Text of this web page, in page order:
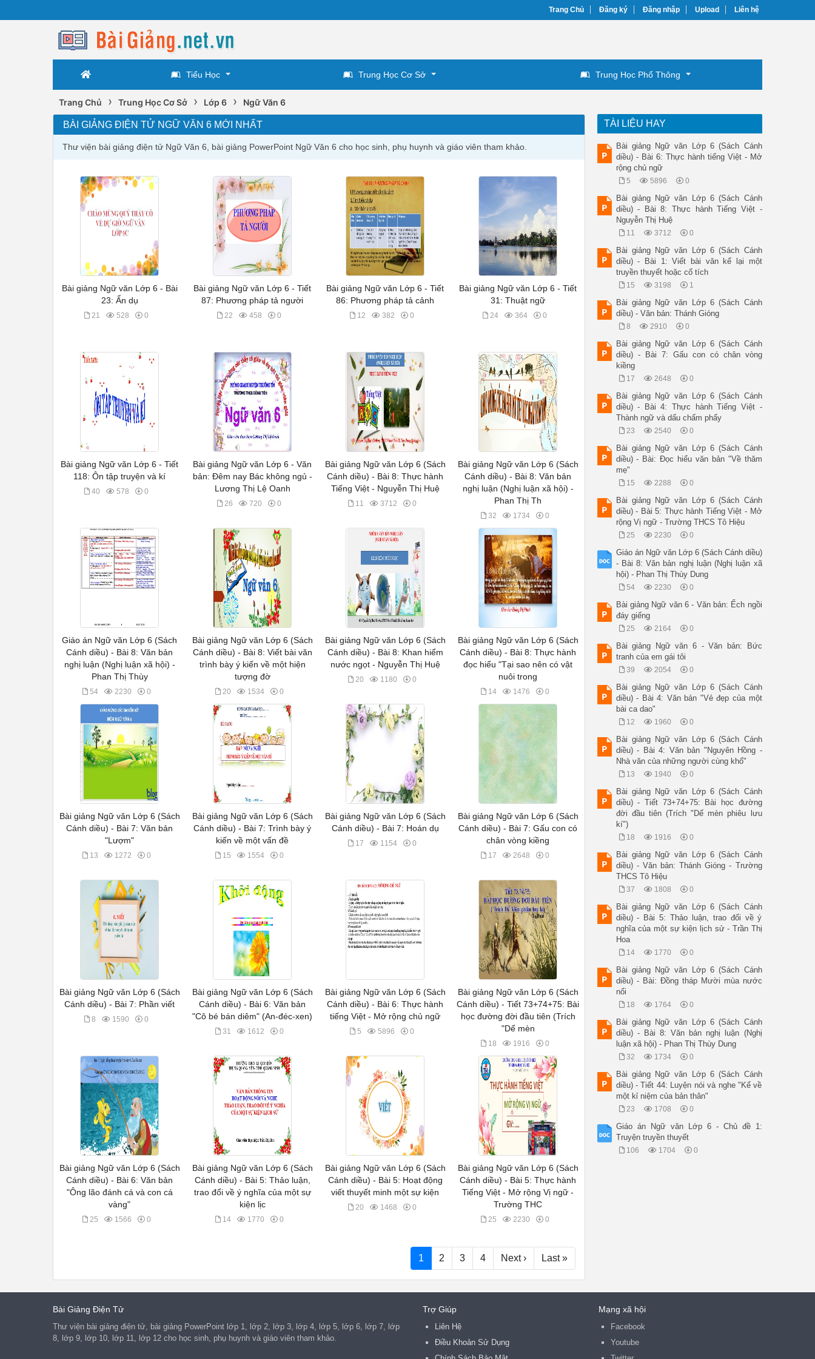
Trang Chủ Đăng ký Đăng nhập Upload Liên hệ
Tiểu Học Trung Học Cơ Sở Trung Học Phổ Thông
Trang Chủ › Trung Học Cơ Sở › Lớp 6 › Ngữ Văn 6
BÀI GIẢNG ĐIỆN TỬ NGỮ VĂN 6 MỚI NHẤT
Thư viện bài giảng điện tử Ngữ Văn 6, bài giảng PowerPoint Ngữ Văn 6 cho học sinh, phụ huynh và giáo viên tham khảo.
Bài giảng Ngữ văn Lớp 6 - Bài
23: Ẩn dụ
21 528 0
Bài giảng Ngữ văn Lớp 6 - Tiết
87: Phương pháp tả người
22 458 0
Bài giảng Ngữ văn Lớp 6 - Tiết
86: Phương pháp tả cảnh
12 382 0
Bài giảng Ngữ văn Lớp 6 - Tiết
31: Thuật ngữ
24 364 0
Bài giảng Ngữ văn Lớp 6 - Tiết
118: Ôn tập truyện và kí
40 578 0
Bài giảng Ngữ văn Lớp 6 - Văn
bản: Đêm nay Bác không ngủ -
Lương Thị Lệ Oanh
26 720 0
Bài giảng Ngữ văn Lớp 6 (Sách
Cánh diều) - Bài 8: Thực hành
Tiếng Việt - Nguyễn Thị Huệ
11 3712 0
Bài giảng Ngữ văn Lớp 6 (Sách
Cánh diều) - Bài 8: Văn bản
nghị luận (Nghị luận xã hội) -
Phan Thị Th
32 1734 0
Giáo án Ngữ văn Lớp 6 (Sách
Cánh diều) - Bài 8: Văn bản
nghị luận (Nghị luận xã hội) -
Phan Thị Thùy
54 2230 0
Bài giảng Ngữ văn Lớp 6 (Sách
Cánh diều) - Bài 8: Viết bài văn
trình bày ý kiến về một hiện
tượng đờ
20 1534 0
Bài giảng Ngữ văn Lớp 6 (Sách
Cánh diều) - Bài 8: Khan hiểm
nước ngọt - Nguyễn Thị Huệ
20 1180 0
Bài giảng Ngữ văn Lớp 6 (Sách
Cánh diều) - Bài 8: Thực hành
đọc hiểu "Tại sao nên có vật
nuôi trong
14 1476 0
Bài giảng Ngữ văn Lớp 6 (Sách
Cánh diều) - Bài 7: Văn bản
"Lượm"
13 1272 0
Bài giảng Ngữ văn Lớp 6 (Sách
Cánh diều) - Bài 7: Trình bày ý
kiến về một vấn đề
15 1554 0
Bài giảng Ngữ văn Lớp 6 (Sách
Cánh diều) - Bài 7: Hoán dụ
17 1154 0
Bài giảng Ngữ văn Lớp 6 (Sách
Cánh diều) - Bài 7: Gấu con có
chân vòng kiềng
17 2648 0
Bài giảng Ngữ văn Lớp 6 (Sách
Cánh diều) - Bài 7: Phần viết
8 1590 0
Bài giảng Ngữ văn Lớp 6 (Sách
Cánh diều) - Bài 6: Văn bản
"Cô bé bán diêm" (An-đéc-xen)
31 1612 0
Bài giảng Ngữ văn Lớp 6 (Sách
Cánh diều) - Bài 6: Thực hành
tiếng Việt - Mở rộng chủ ngữ
5 5896 0
Bài giảng Ngữ văn Lớp 6 (Sách
Cánh diều) - Tiết 73+74+75: Bài
học đường đời đầu tiên (Trích
"Dế mèn
18 1916 0
Bài giảng Ngữ văn Lớp 6 (Sách
Cánh diều) - Bài 6: Văn bản
"Ông lão đánh cá và con cá
vàng"
25 1566 0
Bài giảng Ngữ văn Lớp 6 (Sách
Cánh diều) - Bài 5: Thảo luận,
trao đổi về ý nghĩa của một sự
kiện lịc
14 1770 0
Bài giảng Ngữ văn Lớp 6 (Sách
Cánh diều) - Bài 5: Hoạt động
viết thuyết minh một sự kiện
20 1468 0
Bài giảng Ngữ văn Lớp 6 (Sách
Cánh diều) - Bài 5: Thực hành
Tiếng Việt - Mở rộng Vị ngữ -
Trường THC
25 2230 0
1 2 3 4 Next › Last »
TÀI LIỆU HAY
Bài giảng Ngữ văn Lớp 6 (Sách Cánh
diều) - Bài 6: Thực hành tiếng Việt - Mở
rộng chủ ngữ
5 5896 0
Bài giảng Ngữ văn Lớp 6 (Sách Cánh
diều) - Bài 8: Thực hành Tiếng Việt -
Nguyễn Thị Huệ
11 3712 0
Bài giảng Ngữ văn Lớp 6 (Sách Cánh
diều) - Bài 1: Viết bài văn kể lại một
truyền thuyết hoặc cổ tích
15 3198 1
Bài giảng Ngữ văn Lớp 6 (Sách Cánh
diều) - Văn bản: Thánh Gióng
8 2910 0
Bài giảng Ngữ văn Lớp 6 (Sách Cánh
diều) - Bài 7: Gấu con có chân vòng
kiềng
17 2648 0
Bài giảng Ngữ văn Lớp 6 (Sách Cánh
diều) - Bài 4: Thực hành Tiếng Việt -
Thành ngữ và dấu chấm phẩy
23 2540 0
Bài giảng Ngữ văn Lớp 6 (Sách Cánh
diều) - Bài: Đọc hiểu văn bản "Về thăm
mẹ"
15 2288 0
Bài giảng Ngữ văn Lớp 6 (Sách Cánh
diều) - Bài 5: Thực hành Tiếng Việt - Mở
rộng Vị ngữ - Trường THCS Tô Hiệu
25 2230 0
Giáo án Ngữ văn Lớp 6 (Sách Cánh diều)
- Bài 8: Văn bản nghị luận (Nghị luận xã
hội) - Phan Thị Thùy Dung
54 2230 0
Bài giảng Ngữ văn 6 - Văn bản: Ếch ngồi
đáy giếng
25 2164 0
Bài giảng Ngữ văn 6 - Văn bản: Bức
tranh của em gái tôi
39 2054 0
Bài giảng Ngữ văn Lớp 6 (Sách Cánh
diều) - Bài 4: Văn bản "Vẻ đẹp của một
bài ca dao"
12 1960 0
Bài giảng Ngữ văn Lớp 6 (Sách Cánh
diều) - Bài 4: Văn bản "Nguyên Hồng -
Nhà văn của những người cùng khổ"
13 1940 0
Bài giảng Ngữ văn Lớp 6 (Sách Cánh
diều) - Tiết 73+74+75: Bài học đường
đời đầu tiên (Trích "Dế mèn phiêu lưu
kí")
18 1916 0
Bài giảng Ngữ văn Lớp 6 (Sách Cánh
diều) - Văn bản: Thánh Gióng - Trường
THCS Tô Hiệu
37 1808 0
Bài giảng Ngữ văn Lớp 6 (Sách Cánh
diều) - Bài 5: Thảo luận, trao đổi về ý
nghĩa của một sự kiện lịch sử - Trần Thị
Hoa
14 1770 0
Bài giảng Ngữ văn Lớp 6 (Sách Cánh
diều) - Bài: Đồng tháp Mười mùa nước
nổi
18 1764 0
Bài giảng Ngữ văn Lớp 6 (Sách Cánh
diều) - Bài 8: Văn bản nghị luận (Nghị
luận xã hội) - Phan Thị Thùy Dung
32 1734 0
Bài giảng Ngữ văn Lớp 6 (Sách Cánh
diều) - Tiết 44: Luyện nói và nghe "Kể về
một kỉ niệm của bản thân"
23 1708 0
Giáo án Ngữ văn Lớp 6 - Chủ đề 1:
Truyện truyền thuyết
106 1704 0
Bài Giảng Điện Tử
Thư viện bài giảng điện tử, bài giảng PowerPoint lớp 1, lớp 2, lớp 3, lớp 4, lớp 5, lớp 6, lớp 7, lớp
8, lớp 9, lớp 10, lớp 11, lớp 12 cho học sinh, phụ huynh và giáo viên tham khảo.
Trợ Giúp
Liên Hệ
Điều Khoản Sử Dụng
Mạng xã hội
Facebook
Youtube